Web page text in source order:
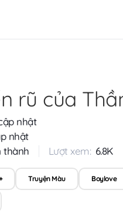
rũ của
nhật
nhật
thành Lượt xem: 6.8K
Truyện Màu Boylove